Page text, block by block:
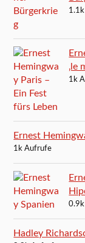
‚le
1k
Ernest
1k Aufrufe
Hadley